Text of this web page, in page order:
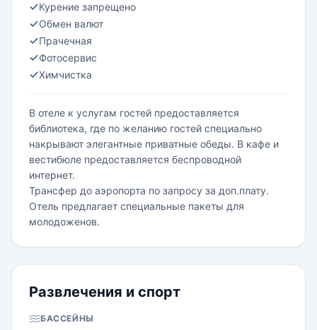
Курение запрещено
Обмен валют
Прачечная
Фотосервис
Химчистка
В отеле к услугам гостей предоставляется
библиотека, где по желанию гостей специально
накрывают элегантные приватные обеды. В кафе и
вестибюле предоставляется беспроводной
интернет.
Трансфер до аэропорта по запросу за доп.плату.
Отель предлагает специальные пакеты для
молодоженов.
Развлечения и спорт
БАССЕЙНЫ